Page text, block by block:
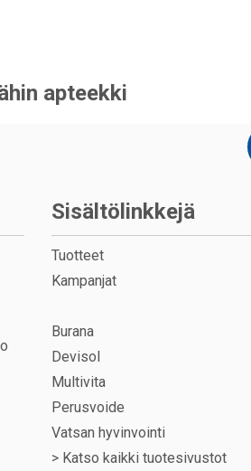
apteekki
Sisältölinkkejä
Tuotteet
Kampanjat
Burana
Devisol
Multivita
Perusvoide
Vatsan hyvinvointi
> Katso kaikki tuotesivustot